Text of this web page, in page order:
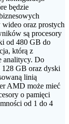
będzie
oraz prostych
są procesory
od 480 GB do
którą z
analitycy. Do
GB oraz dyski
linią
AMD może mieć
o pamięci
od 1 do 4